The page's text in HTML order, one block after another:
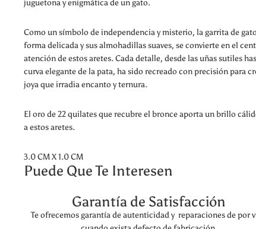
juguetona y enigmática de un gato.
Como un símbolo de independencia y misterio, la garrita de
forma delicada y sus almohadillas suaves, se convierte en el
atención de estos aretes. Cada detalle, desde las uñas sutiles
curva elegante de la pata, ha sido recreado con precisión para
joya que irradia encanto y ternura.
El oro de 22 quilates que recubre el bronce aporta un brillo
a estos aretes.
3.0 CM X 1.0 CM
Puede Que Te Interesen
Garantía de Satisfacción
Te ofrecemos garantía de autenticidad y reparaciones de por